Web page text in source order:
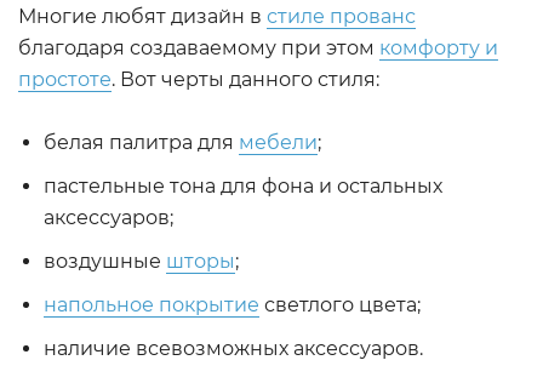
Многие любят дизайн в стиле прованс
благодаря создаваемому при этом комфорту и
простоте. Вот черты данного стиля:
белая палитра для мебели;
пастельные тона для фона и остальных
аксессуаров;
воздушные шторы;
напольное покрытие светлого цвета;
наличие всевозможных аксессуаров.